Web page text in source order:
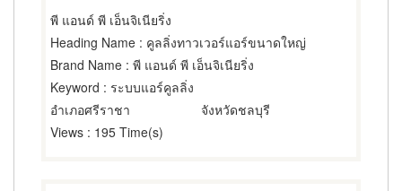
พี แอนด์ พี เอ็นจิเนียริ่ง
Heading Name : คูลลิ่งทาวเวอร์แอร์ขนาดใหญ่
Brand Name : พี แอนด์ พี เอ็นจิเนียริ่ง
Keyword : ระบบแอร์คูลลิ่ง
อำเภอศรีราชา
จังหวัดชลบุรี
Views : 195 Time(s)